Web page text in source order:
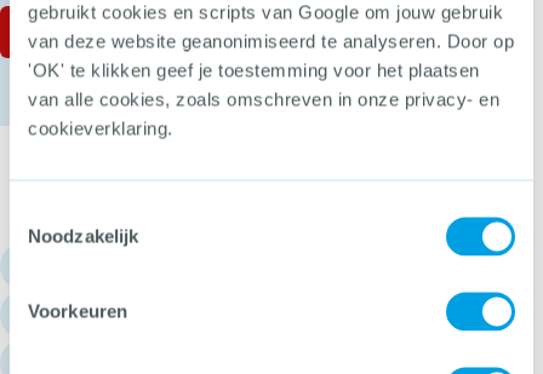
gebruikt cookies en scripts van Google om jouw gebruik
van deze website geanonimiseerd te analyseren. Door op
'OK' te klikken geef je toestemming voor het plaatsen
van alle cookies, zoals omschreven in onze privacy- en
cookieverklaring.
Noodzakelijk
Voorkeuren
info@hetccv.nl